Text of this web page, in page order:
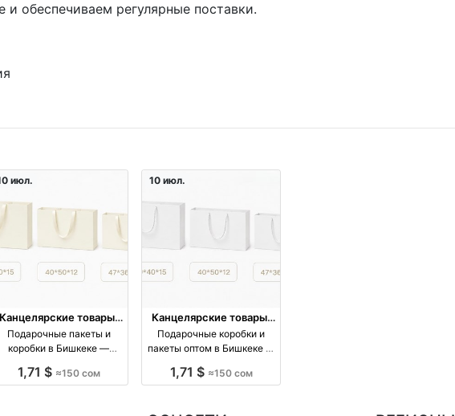
обеспечиваем регулярные поставки.
июл.
Канцелярские товары,
книги, учебники
Подарочные пакеты и
коробки в Бишкеке —
40×50×12, 47×36×10 и
1,71 $ ≈150 сом
10 июл.
Канцелярские товары,
книги, учебники
Подарочные коробки и
пакеты оптом в Бишкеке —
40×50×12 и другие оптом
1,71 $ ≈150 сом